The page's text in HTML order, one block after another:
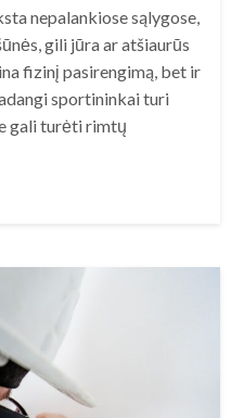
nepalankiose sąlygose,
gili jūra ar atšiaurūs
fizinį pasirengimą, bet ir
sportininkai turi
gali turėti rimtų